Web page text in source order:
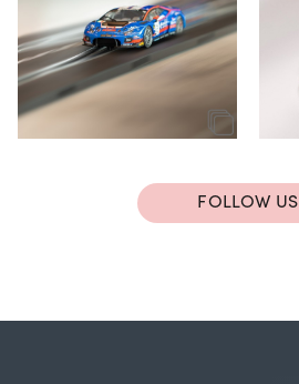
FOLLOW US